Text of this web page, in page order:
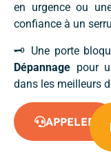
en urgence ou
confiance à un
🗝️ Une porte
Dépannage pour
dans les meilleurs
APPELER